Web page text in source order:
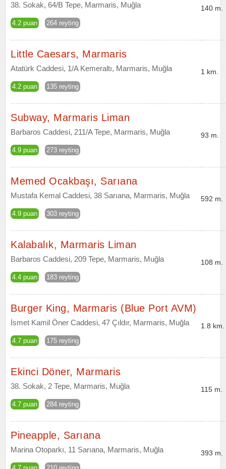
38. Sokak, 64/B Tepe, Marmaris, Muğla
4.2 puan 264 reyting
140 m.
Little Caesars, Marmaris
Atatürk Caddesi, 1/A Kemeraltı, Marmaris, Muğla
4.2 puan 135 reyting
1 km.
Subway, Marmaris Liman
Barbaros Caddesi, 211/A Tepe, Marmaris, Muğla
4.9 puan 273 reyting
93 m.
Memed Ocakbaşı, Sarıana
Mustafa Kemal Caddesi, 38 Sarıana, Marmaris, Muğla
4.9 puan 303 reyting
592 m.
Kalabalık, Marmaris Liman
Barbaros Caddesi, 209 Tepe, Marmaris, Muğla
4.4 puan 183 reyting
108 m.
Burger King, Marmaris (Blue Port AVM)
İsmet Kamil Öner Caddesi, 47 Çıldır, Marmaris, Muğla
4.7 puan 175 reyting
1.8 km.
Ekinci Döner, Marmaris
38. Sokak, 2 Tepe, Marmaris, Muğla
4.7 puan 284 reyting
115 m.
Pineapple, Sarıana
Marina Otoparkı, 11 Sarıana, Marmaris, Muğla 393 m.